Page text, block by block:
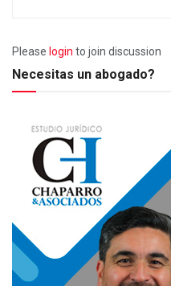
Please login to join discussion
Necesitas un abogado?